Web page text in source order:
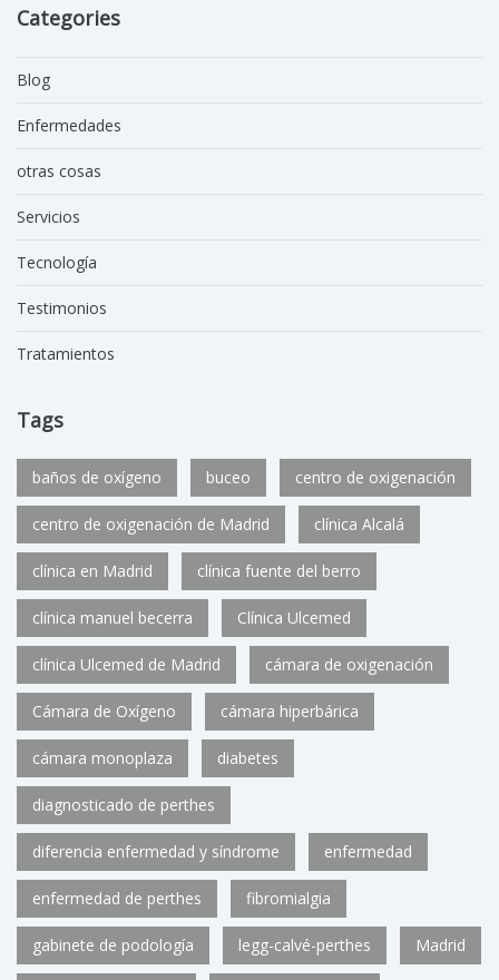
Categories
Blog
Enfermedades
otras cosas
Servicios
Tecnología
Testimonios
Tratamientos
Tags
baños de oxígeno buceo centro de oxigenación
centro de oxigenación de Madrid clínica Alcalá
clínica en Madrid clínica fuente del berro
clínica manuel becerra Clínica Ulcemed
clínica Ulcemed de Madrid cámara de oxigenación
Cámara de Oxígeno cámara hiperbárica
cámara monoplaza diabetes
diagnosticado de perthes
diferencia enfermedad y síndrome enfermedad
enfermedad de perthes fibromialgia
gabinete de podología legg-calvé-perthes Madrid